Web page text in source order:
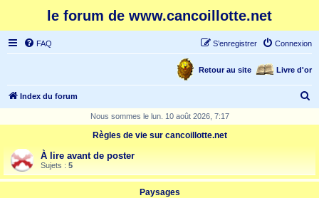
le forum de www.cancoillotte.net
FAQ Connexion
S’enregistrer
Livre d'or
Retour au site
Index du forum
r
Nous sommes le lun. 10 août 2026, 7:17
Règles de vie sur cancoillotte.net
À lire avant de poster
Sujets : 5
Paysages